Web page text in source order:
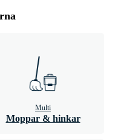
Multi
Moppar & hinkar